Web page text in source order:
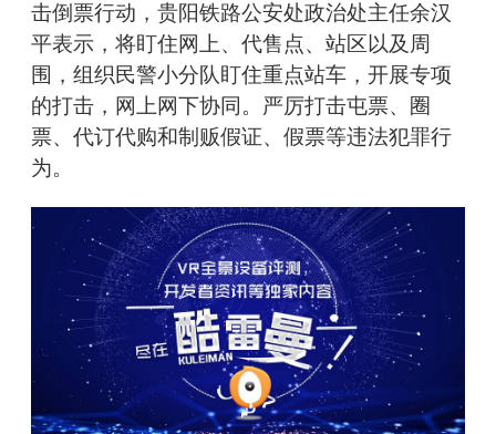
击倒票行动，贵阳铁路公安处政治处主任余汉
平表示，将盯住网上、代售点、站区以及周
围，组织民警小分队盯住重点站车，开展专项
的打击，网上网下协同。严厉打击屯票、圈
票、代订代购和制贩假证、假票等违法犯罪行
为。